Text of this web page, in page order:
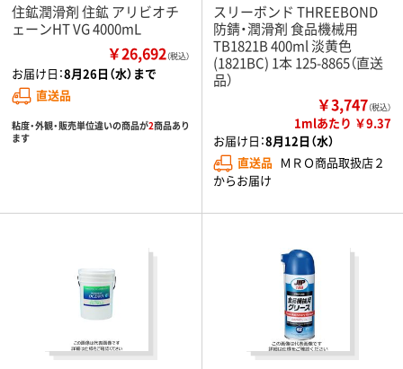
住鉱潤滑剤 住鉱 アリビオチ
ェーンHT VG 4000mL
￥26,692（税込）
お届け日：8月26日（水）まで
直送品
粘度・外観・販売単位違いの商品が2商品あり
ます
スリーボンド THREEBOND
防錆・潤滑剤 食品機械用
TB1821B 400ml 淡黄色
(1821BC) 1本 125-8865（直送
品）
￥3,747（税込）
1mlあたり ￥9.37
お届け日：8月12日（水）
直送品 ＭＲＯ商品取扱店２
からお届け